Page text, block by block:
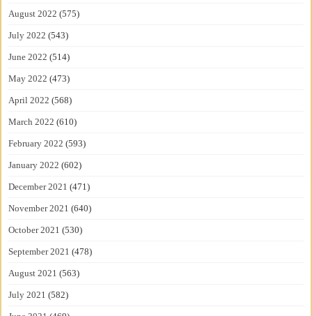
August 2022 (575)
July 2022 (543)
June 2022 (514)
May 2022 (473)
April 2022 (568)
March 2022 (610)
February 2022 (593)
January 2022 (602)
December 2021 (471)
November 2021 (640)
October 2021 (530)
September 2021 (478)
August 2021 (563)
July 2021 (582)